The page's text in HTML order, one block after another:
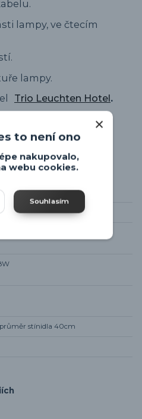
lampy, ve čtecím
lampy.
Trio Leuchten Hotel.
průměr stínidla 40cm
to není ono
nakupovalo,
webu cookies.
Souhlasím